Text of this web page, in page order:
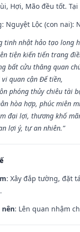
Hợi, Mão đều tốt.
Nguyệt Lộc (con nai):
tinh nhật hảo tạo long
tiện kiến tiến trang
bất cửu thăng quan
quan cận Đế tiền,
phóng thủy chiêu tài
hòa hợp, phúc miên
đại lợi, thương khố
lợi ý, tự an nhiên.”
: Xây đắp tường, đặt
nên: Lên quan nhậm